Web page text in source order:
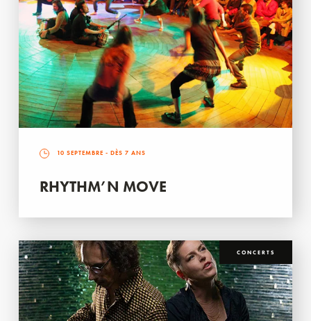
10 SEPTEMBRE - DÈS 7 ANS
RHYTHM’N MOVE
CONCERTS